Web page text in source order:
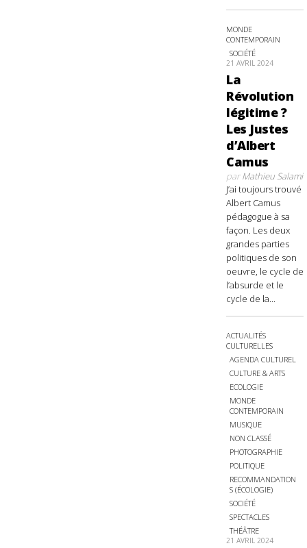
MONDE
CONTEMPORAIN
SOCIÉTÉ
21 AVRIL 2024
La
Révolution
légitime ?
Les Justes
d’Albert
Camus
parMathieu Salami
J’ai toujours trouvé
Albert Camus
pédagogue à sa
façon. Les deux
grandes parties
politiques de son
oeuvre, le cycle de
l’absurde et le
cycle de la...
ACTUALITÉS
CULTURELLES
AGENDA CULTUREL
CULTURE & ARTS
ECOLOGIE
MONDE
CONTEMPORAIN
MUSIQUE
NON CLASSÉ
PHOTOGRAPHIE
POLITIQUE
RECOMMANDATION
S (ÉCOLOGIE)
SOCIÉTÉ
SPECTACLES
THÉÂTRE
21 AVRIL 2024